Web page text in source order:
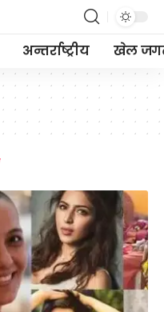
अन्तर्राष्ट्रीय खेल